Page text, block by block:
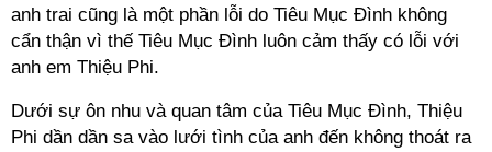
anh trai cũng là một phần lỗi do Tiêu Mục Đình không
cẩn thận vì thế Tiêu Mục Đình luôn cảm thấy có lỗi với
anh em Thiệu Phi.
Dưới sự ôn nhu và quan tâm của Tiêu Mục Đình, Thiệu
Phi dần dần sa vào lưới tình của anh đến không thoát ra